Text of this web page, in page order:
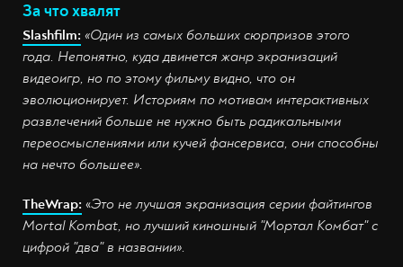
За что хвалят
Slashfilm: «Один из самых больших сюрпризов этого
года. Непонятно, куда двинется жанр экранизаций
видеоигр, но по этому фильму видно, что он
эволюционирует. Историям по мотивам интерактивных
развлечений больше не нужно быть радикальными
переосмыслениями или кучей фансервиса, они способны
на нечто большее».
TheWrap: «Это не лучшая экранизация серии файтингов
Mortal Kombat, но лучший киношный "Мортал Комбат" с
цифрой "два" в названии».